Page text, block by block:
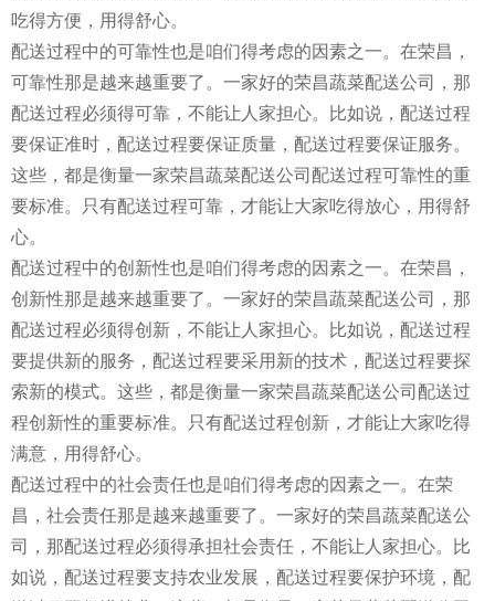
吃得方便，用得舒心。
配送过程中的可靠性也是咱们得考虑的因素之一。在荣昌，
可靠性那是越来越重要了。一家好的荣昌蔬菜配送公司，那
配送过程必须得可靠，不能让人家担心。比如说，配送过程
要保证准时，配送过程要保证质量，配送过程要保证服务。
这些，都是衡量一家荣昌蔬菜配送公司配送过程可靠性的重
要标准。只有配送过程可靠，才能让大家吃得放心，用得舒
心。
配送过程中的创新性也是咱们得考虑的因素之一。在荣昌，
创新性那是越来越重要了。一家好的荣昌蔬菜配送公司，那
配送过程必须得创新，不能让人家担心。比如说，配送过程
要提供新的服务，配送过程要采用新的技术，配送过程要探
索新的模式。这些，都是衡量一家荣昌蔬菜配送公司配送过
程创新性的重要标准。只有配送过程创新，才能让大家吃得
满意，用得舒心。
配送过程中的社会责任也是咱们得考虑的因素之一。在荣
昌，社会责任那是越来越重要了。一家好的荣昌蔬菜配送公
司，那配送过程必须得承担社会责任，不能让人家担心。比
如说，配送过程要支持农业发展，配送过程要保护环境，配